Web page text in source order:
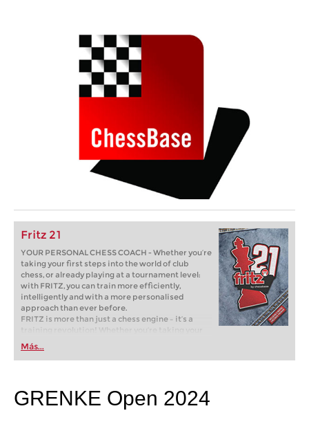
Fritz 21
YOUR PERSONAL CHESS COACH - Whether you’re
taking your first steps into the world of club
chess, or already playing at a tournament level:
with FRITZ, you can train more efficiently,
intelligently and with a more personalised
approach than ever before.
FRITZ is more than just a chess engine – it’s a
training revolution! Whether you’re taking your
first steps into the world of club chess, or already
playing at a tournament level: with FRITZ, you can
train more efficiently, intelligently and with a
Más...
GRENKE Open 2024